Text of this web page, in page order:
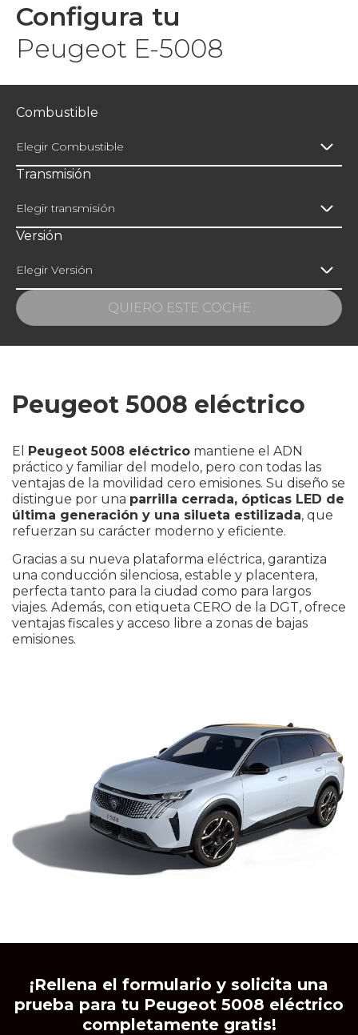
Configura tu
Peugeot E-5008
Combustible
Elegir Combustible
Transmisión
Elegir transmisión
Versión
Elegir Versión
QUIERO ESTE COCHE
Si te interesa este modelo ponte en contacto
con nosotros
Sí, deseo recibir comunicaciones comerciales de
Caetano Retail España y de grupo Salvador
Caetano Auto pudiendo estar basadas en mi
comportamiento y preferencias personales.
Peugeot 5008 eléctrico
El Peugeot 5008 eléctrico mantiene el ADN
práctico y familiar del modelo, pero con todas las
ventajas de la movilidad cero emisiones. Su diseño se
distingue por una parrilla cerrada, ópticas LED de
última generación y una silueta estilizada, que
refuerzan su carácter moderno y eficiente.
Gracias a su nueva plataforma eléctrica, garantiza
una conducción silenciosa, estable y placentera,
perfecta tanto para la ciudad como para largos
viajes. Además, con etiqueta CERO de la DGT, ofrece
ventajas fiscales y acceso libre a zonas de bajas
emisiones.
¡Rellena el formulario y solicita una
prueba para tu Peugeot 5008 eléctrico
completamente gratis!